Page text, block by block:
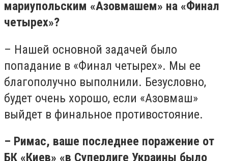
мариупольским «Азовмашем» на «Финал
четырех»?
– Нашей основной задачей было
попадание в «Финал четырех». Мы ее
благополучно выполнили. Безусловно,
будет очень хорошо, если «Азовмаш»
выйдет в финальное противостояние.
– Римас, ваше последнее поражение от
БК «Киев» «в Суперлиге Украины было